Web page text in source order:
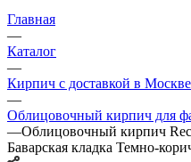
Главная
—
Каталог
—
Кирпич с доставкой в Москве
—
Облицовочный кирпич для
—Облицовочный кирпич
Баварская кладка Темно-